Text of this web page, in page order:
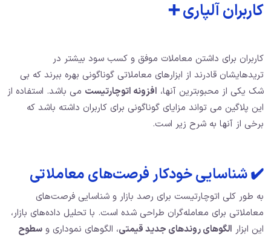
کاربران آلپاری ➕
کاربران برای داشتن معاملات موفق و کسب سود بیشتر در
تریدهایشان قادرند از ابزارهای معاملاتی گوناگونی بهره ببرند که بی
شک یکی از محبوبترین آنها، افزونه اتوچارتیست می باشد. استفاده از
این پلاگین می تواند مزایای گوناگونی برای کاربران داشته باشد که
برخی از آنها به شرح زیر است.
✔️ شناسایی خودکار فرصت‌های معاملاتی
به طور کلی اتوچارتیست برای رصد بازار و شناسایی فرصت‌های
معاملاتی برای معامله‌گران طراحی شده است. با تحلیل داده‌های بازار،
این ابزار الگوهای روندهای جدید قیمتی، الگوهای نموداری و سطوح